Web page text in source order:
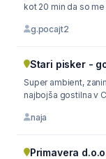
kot 20 min da so
g.pocajt2
Stari pisker -
Super ambient,
najbojša gostilna v
naja
Primavera